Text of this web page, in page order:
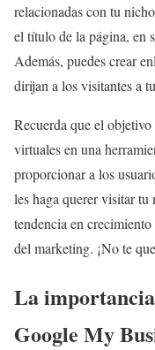
relacionadas con tu
el título de la página, en
Además, puedes crear
dirijan a los visitantes a
Recuerda que el
virtuales en una
proporcionar a los
les haga querer visitar tu
tendencia en
del marketing. ¡No te
La
Google My